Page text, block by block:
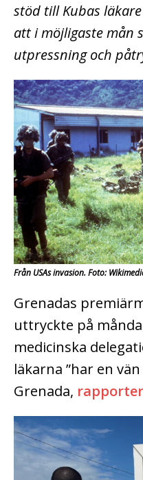
stöd till Kubas
att i möjligaste mån
utpressning och
Från USAs invasion. Foto:
Grenadas
uttryckte på
medicinska
läkarna ”har en
Grenada,